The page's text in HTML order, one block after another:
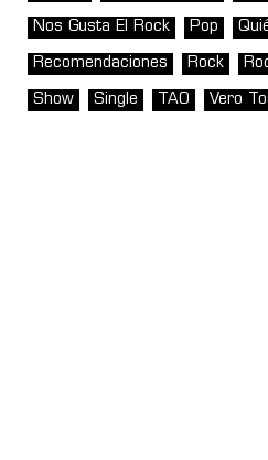
Nos Gusta El Rock Pop
Recomendaciones Rock
Show Single TAO Vero